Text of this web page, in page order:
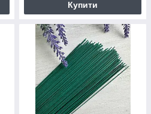
Купити